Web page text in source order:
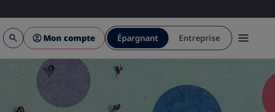
Mon compte Épargnant Entreprise